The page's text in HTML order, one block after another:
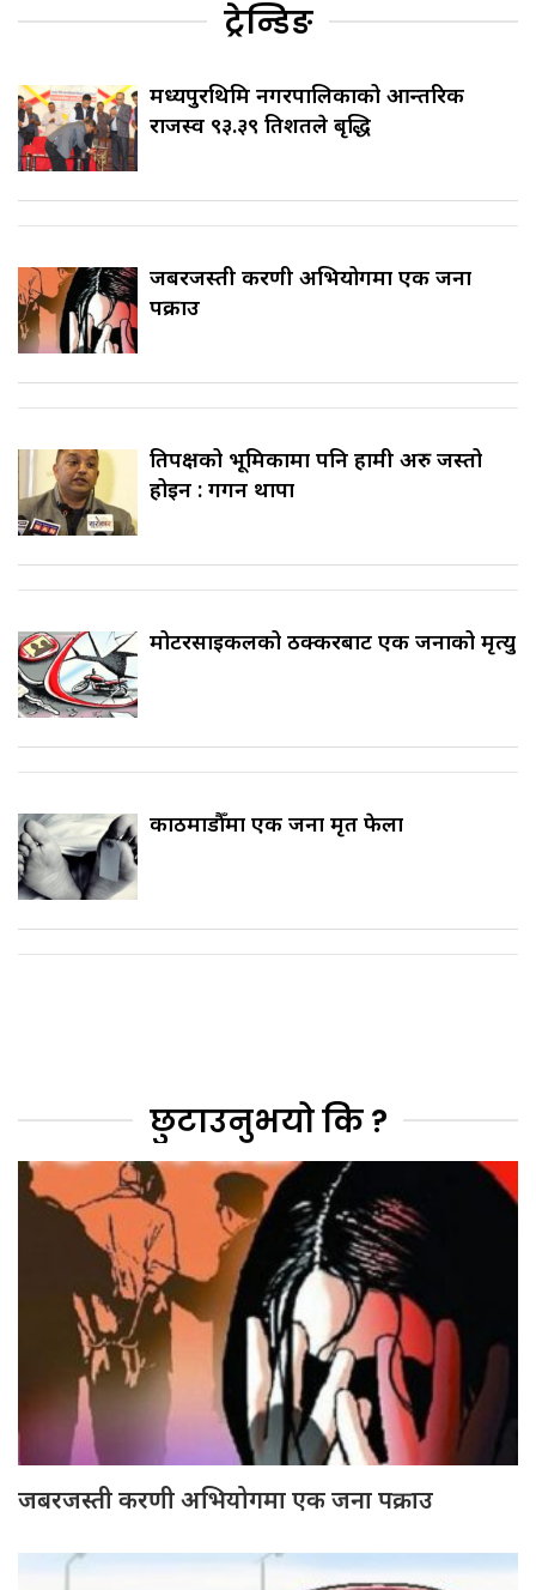
ट्रेन्डिङ
मध्यपुरथिमि नगरपालिकाको आन्तरिक
राजस्व ९३.३९ प्रतिशतले बृद्धि
जबरजस्ती करणी अभियोगमा एक जना
पक्राउ
प्रतिपक्षको भूमिकामा पनि हामी अरु जस्तो
होइन : गगन थापा
मोटरसाइकलको ठक्करबाट एक जनाको मृत्यु
काठमाडौँमा एक जना मृत फेला
छुटाउनुभयो कि ?
जबरजस्ती करणी अभियोगमा एक जना पक्राउ